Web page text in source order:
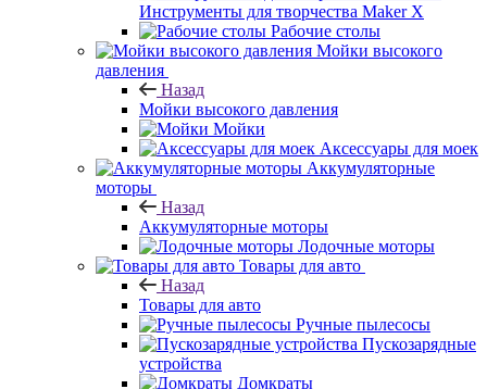
Инструменты для творчества Maker X
Рабочие столы
Мойки высокого
давления
Назад
Мойки высокого давления
Мойки
Аксессуары для моек
Аккумуляторные
моторы
Назад
Аккумуляторные моторы
Лодочные моторы
Товары для авто
Назад
Товары для авто
Ручные пылесосы
Пускозарядные
устройства
Домкраты